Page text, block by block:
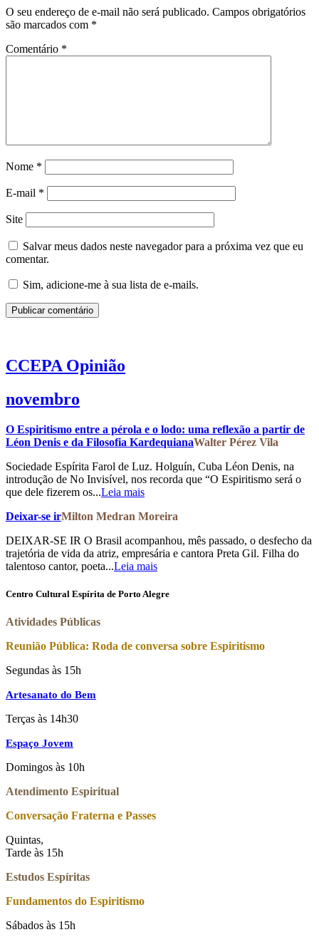
O seu endereço de e-mail não será publicado. Campos obrigatórios
são marcados com *
Comentário *
Nome *
E-mail *
Site
Salvar meus dados neste navegador para a próxima vez que eu
comentar.
Sim, adicione-me à sua lista de e-mails.
CCEPA Opinião
novembro
O Espiritismo entre a pérola e o lodo: uma reflexão a partir de
Léon Denis e da Filosofia KardequianaWalter Pérez Vila
Sociedade Espírita Farol de Luz. Holguín, Cuba Léon Denis, na
introdução de No Invisível, nos recorda que “O Espiritismo será o
que dele fizerem os...Leia mais
Deixar-se irMilton Medran Moreira
DEIXAR-SE IR O Brasil acompanhou, mês passado, o desfecho da
trajetória de vida da atriz, empresária e cantora Preta Gil. Filha do
talentoso cantor, poeta...Leia mais
Centro Cultural Espírita de Porto Alegre
Atividades Públicas
Reunião Pública: Roda de conversa sobre Espiritismo
Segundas às 15h
Artesanato do Bem
Terças às 14h30
Espaço Jovem
Domingos às 10h
Atendimento Espiritual
Conversação Fraterna e Passes
Quintas,
Tarde às 15h
Estudos Espíritas
Fundamentos do Espiritismo
Sábados às 15h